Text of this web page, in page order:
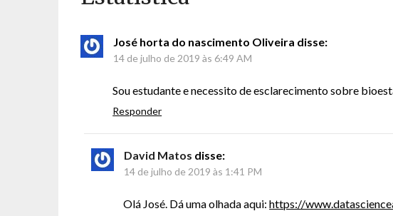
José horta do nascimento Oliveira disse:
14 de julho de 2019 às 6:49 AM
Sou estudante e necessito de esclarecimento sobre
Responder
David Matos disse:
14 de julho de 2019 às 1:41 PM
Olá José. Dá uma olhada aqui:https://